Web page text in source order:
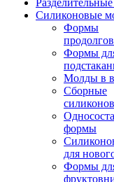
Силиконовые
Формы
Формы
Молды в
Сборные
формы
для
Формы